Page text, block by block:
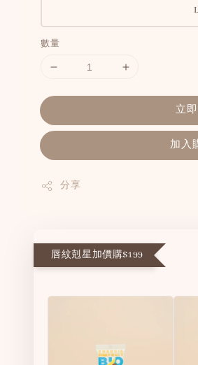
L
數量
立
加入
分享
唇紋剋星加價購$199